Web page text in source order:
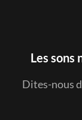
Les sons
Dites-nous